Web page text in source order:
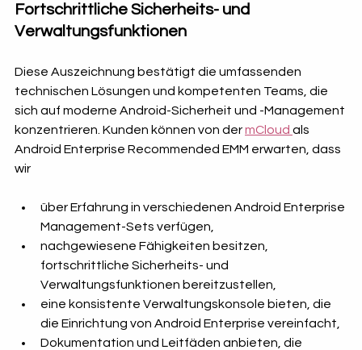
Fortschrittliche Sicherheits- und
Verwaltungsfunktionen
Diese Auszeichnung bestätigt die umfassenden
technischen Lösungen und kompetenten Teams, die
sich auf moderne Android-Sicherheit und -Management
konzentrieren. Kunden können von der mCloud als
Android Enterprise Recommended EMM erwarten, dass
wir
über Erfahrung in verschiedenen Android Enterprise
Management-Sets verfügen,
nachgewiesene Fähigkeiten besitzen,
fortschrittliche Sicherheits- und
Verwaltungsfunktionen bereitzustellen,
eine konsistente Verwaltungskonsole bieten, die
die Einrichtung von Android Enterprise vereinfacht,
Dokumentation und Leitfäden anbieten, die